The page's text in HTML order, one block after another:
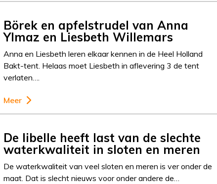
Börek en apfelstrudel van Anna
Ylmaz en Liesbeth Willemars
Anna en Liesbeth leren elkaar kennen in de Heel Holland
Bakt-tent. Helaas moet Liesbeth in aflevering 3 de tent
verlaten….
Meer
De libelle heeft last van de slechte
waterkwaliteit in sloten en meren
De waterkwaliteit van veel sloten en meren is ver onder de
maat. Dat is slecht nieuws voor onder andere de…